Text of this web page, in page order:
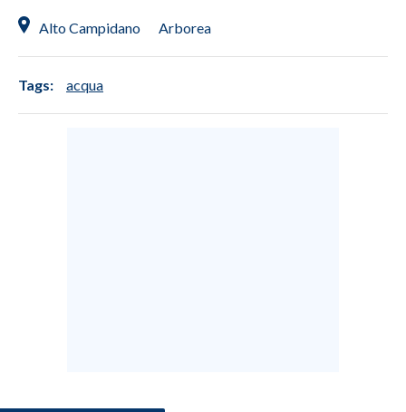
Alto Campidano Arborea
Tags: acqua